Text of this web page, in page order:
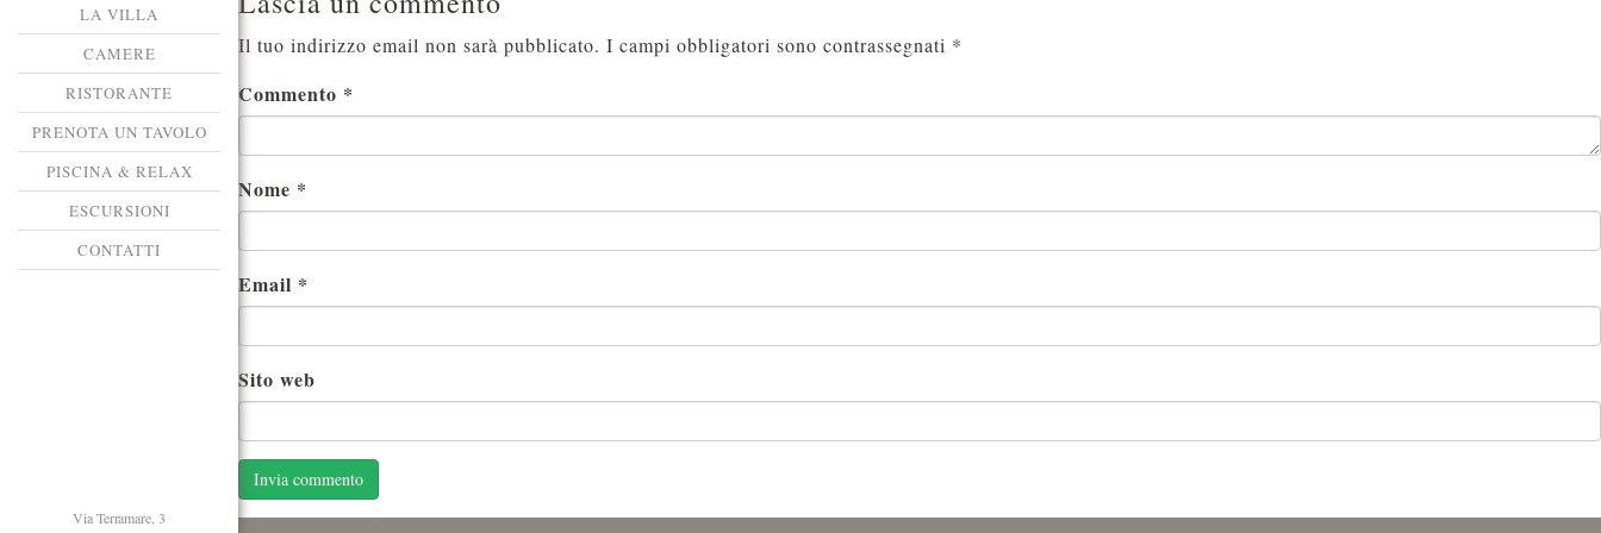
LA VILLA
CAMERE
RISTORANTE
PRENOTA UN TAVOLO
PISCINA & RELAX
ESCURSIONI
CONTATTI
Via Terramare, 3
Il tuo indirizzo email non sarà pubblicato. I campi obbligatori sono contrassegnati *
Commento *
Nome *
Email *
Sito web